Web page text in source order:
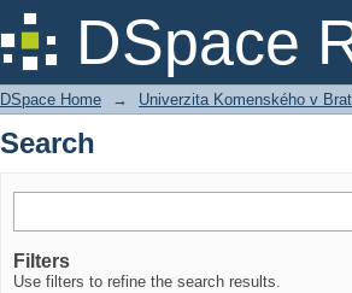
DSpace
Search
DSpace Home → Univerzita Komenského v
Search
Filters
Use filters to refine the search results.